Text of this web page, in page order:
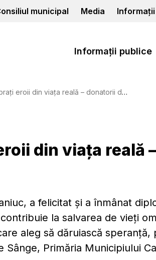
municipal Media
Informații publice
eroii din viața reală – donatorii de sânge.
din viața reală –
a felicitat și a înmânat
la salvarea de vieți
aleg să dăruiască speranță,
Primăria Municipiului